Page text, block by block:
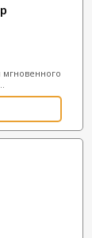
мгновенного